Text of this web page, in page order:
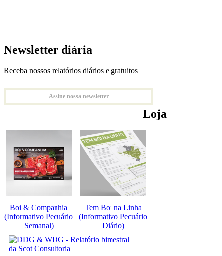
Newsletter diária
Receba nossos relatórios diários e gratuitos
Assine nossa newsletter
Loja
Boi & Companhia
(Informativo Pecuário
Semanal)
Tem Boi na Linha
(Informativo Pecuário
Diário)